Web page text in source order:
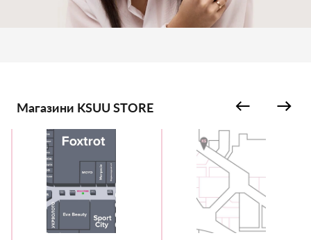
Магазини KSUU STORE